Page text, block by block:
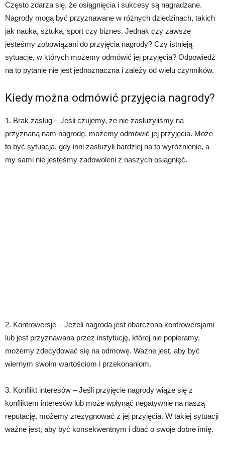
Często zdarza się, że osiągnięcia i sukcesy są nagradzane.
Nagrody mogą być przyznawane w różnych dziedzinach, takich
jak nauka, sztuka, sport czy biznes. Jednak czy zawsze
jesteśmy zobowiązani do przyjęcia nagrody? Czy istnieją
sytuacje, w których możemy odmówić jej przyjęcia? Odpowiedź
na to pytanie nie jest jednoznaczna i zależy od wielu czynników.
Kiedy można odmówić przyjęcia nagrody?
1. Brak zasług – Jeśli czujemy, że nie zasłużyliśmy na
przyznaną nam nagrodę, możemy odmówić jej przyjęcia. Może
to być sytuacja, gdy inni zasłużyli bardziej na to wyróżnienie, a
my sami nie jesteśmy zadowoleni z naszych osiągnięć.
2. Kontrowersje – Jeżeli nagroda jest obarczona kontrowersjami
lub jest przyznawana przez instytucję, której nie popieramy,
możemy zdecydować się na odmowę. Ważne jest, aby być
wiernym swoim wartościom i przekonaniom.
3. Konflikt interesów – Jeśli przyjęcie nagrody wiąże się z
konfliktem interesów lub może wpłynąć negatywnie na naszą
reputację, możemy zrezygnować z jej przyjęcia. W takiej sytuacji
ważne jest, aby być konsekwentnym i dbać o swoje dobre imię.